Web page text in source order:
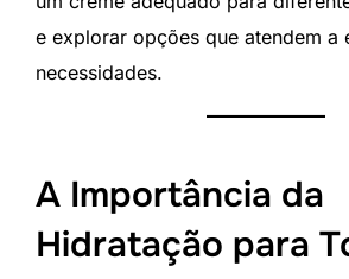
e explorar opções que atendem a
necessidades.
A Importância da
Hidratação para